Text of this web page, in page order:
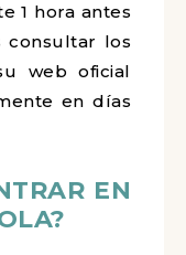
1 hora antes
consultar los
web oficial
en días
EN